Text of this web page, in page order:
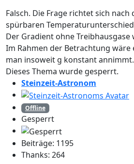
Falsch. Die Frage richtet sich nach
spürbaren
Der Gradient ohne Treibhausgase
Im Rahmen der Betrachtung wäre
man insoweit g konstant annimmt.
Dieses Thema wurde gesperrt.
Steinzeit-Astronom
Offline
Gesperrt
Beiträge: 1195
Thanks: 264